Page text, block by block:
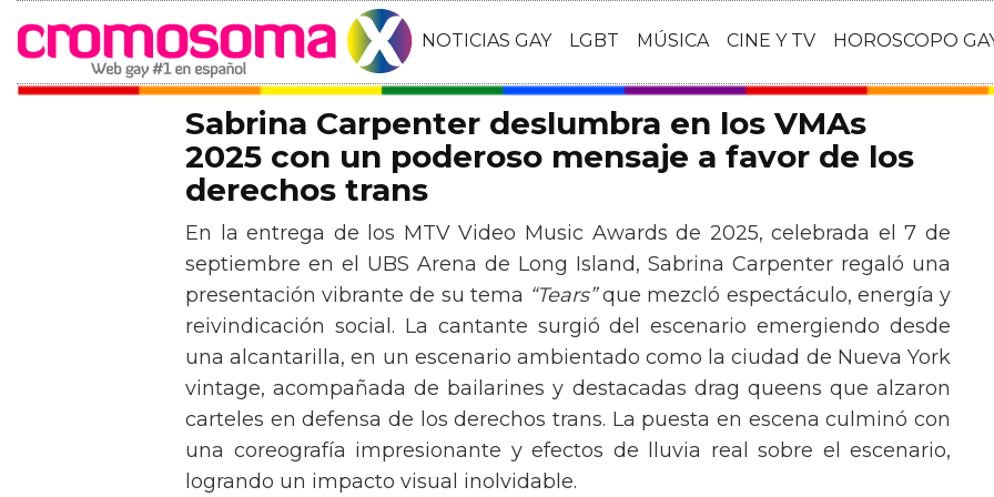
NOTICIAS GAY LGBT MÚSICA CINE Y TV HOROSCOPO
Sabrina Carpenter deslumbra en los VMAs
2025 con un poderoso mensaje a favor de los
derechos trans
En la entrega de los MTV Video Music Awards de 2025, celebrada el 7 de
septiembre en el UBS Arena de Long Island, Sabrina Carpenter regaló una
presentación vibrante de su tema “Tears”que mezcló espectáculo, energía y
reivindicación social. La cantante surgió del escenario emergiendo desde
una alcantarilla, en un escenario ambientado como la ciudad de Nueva York
vintage, acompañada de bailarines y destacadas drag queens que alzaron
carteles en defensa de los derechos trans. La puesta en escena culminó con
una coreografía impresionante y efectos de lluvia real sobre el escenario,
logrando un impacto visual inolvidable.